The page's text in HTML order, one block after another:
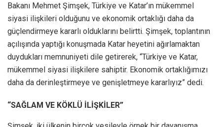
Bakanı Mehmet Şimşek, Türkiye ve Katar’ın mükemmel
siyasi ilişkileri olduğunu ve ekonomik ortaklığı daha da
güçlendirmeye kararlı olduklarını belirtti. Şimşek, toplantının
açılışında yaptığı konuşmada Katar heyetini ağırlamaktan
duydukları memnuniyeti dile getirerek, “Türkiye ve Katar,
mükemmel siyasi ilişkilere sahiptir. Ekonomik ortaklığımızı
daha da derinleştirmeye ve genişletmeye kararlıyız” dedi.
“SAĞLAM VE KÖKLÜ İLİŞKİLER”